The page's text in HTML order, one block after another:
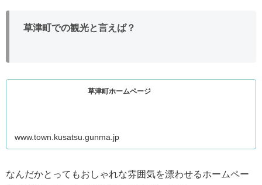
草津町での観光と言えば？
草津町ホームページ
www.town.kusatsu.gunma.jp
なんだかとってもおしゃれな雰囲気を漂わせるホームペー